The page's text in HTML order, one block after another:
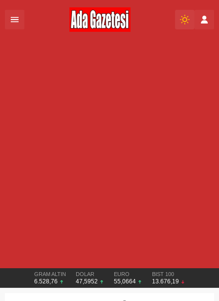
GRAM ALTIN
6.528,76
DOLAR
47,5952
EURO
55,0664
BIST 100
13.676,19